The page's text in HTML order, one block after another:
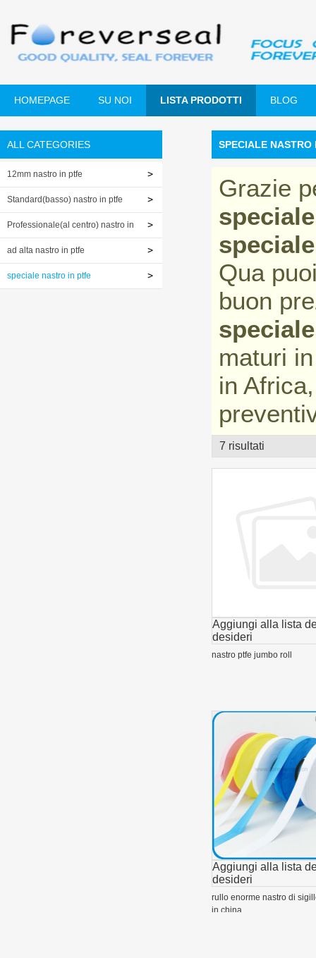
HOMEPAGE SU NOI LISTA PRODOTTI BLOG
ALL CATEGORIES
12mm nastro in ptfe
Standard(basso) nastro in ptfe
Professionale(al centro) nastro in
ptfe
ad alta nastro in ptfe
speciale nastro in ptfe
SPECIALE NASTRO
Grazie
Qua
buon
maturi
in
7 risultati
Aggiungi alla lista
desideri
nastro ptfe jumbo roll
Aggiungi alla lista
desideri
rullo enorme nastro di
in china